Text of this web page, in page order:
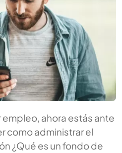
ahora estás ante
como administrar el
¿Qué es un fondo de